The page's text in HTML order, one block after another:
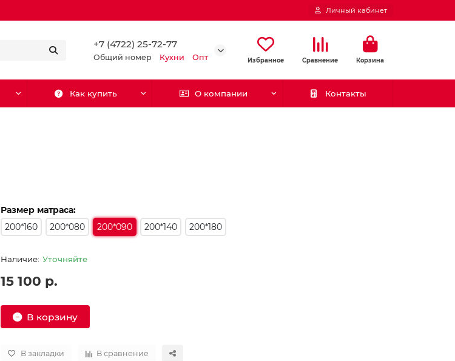
Личный кабинет
+7 (4722) 25-72-77
Общий номер Кухни Опт Избранное Сравнение Корзина
Как купить О компании Контакты
Размер матраса:
200*160
200*080 200*090 200*140 200*180
Уточняйте
15 100 р.
В корзину
В закладки В сравнение